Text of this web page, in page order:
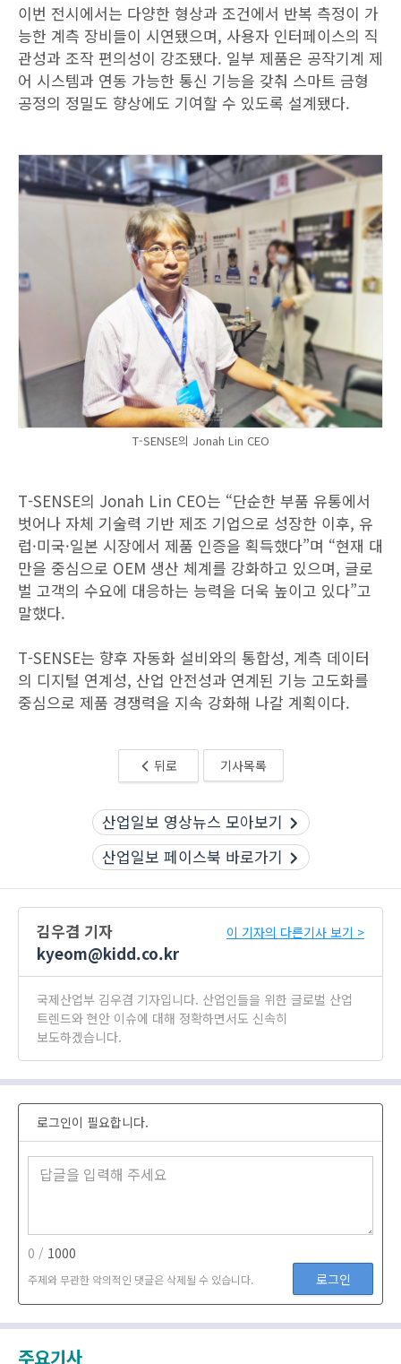
이번 전시에서는 다양한 형상과 조건에서 반복 측정이 가
능한 계측 장비들이 시연됐으며, 사용자 인터페이스의 직
관성과 조작 편의성이 강조됐다. 일부 제품은 공작기계 제
어 시스템과 연동 가능한 통신 기능을 갖춰 스마트 금형
공정의 정밀도 향상에도 기여할 수 있도록 설계됐다.
T-SENSE의 Jonah Lin CEO
T-SENSE의 Jonah Lin CEO는 “단순한 부품 유통에서
벗어나 자체 기술력 기반 제조 기업으로 성장한 이후, 유
럽·미국·일본 시장에서 제품 인증을 획득했다”며 “현재 대
만을 중심으로 OEM 생산 체계를 강화하고 있으며, 글로
벌 고객의 수요에 대응하는 능력을 더욱 높이고 있다”고
말했다.
T-SENSE는 향후 자동화 설비와의 통합성, 계측 데이터
의 디지털 연계성, 산업 안전성과 연계된 기능 고도화를
중심으로 제품 경쟁력을 지속 강화해 나갈 계획이다.
뒤로 기사목록
산업일보 영상뉴스 모아보기
산업일보 페이스북 바로가기
김우겸 기자
kyeom@kidd.co.kr
이 기자의 다른기사 보기 >
국제산업부 김우겸 기자입니다. 산업인들을 위한 글로벌 산업
트렌드와 현안 이슈에 대해 정확하면서도 신속히
보도하겠습니다.
로그인이 필요합니다.
0 / 1000
주제와 무관한 악의적인 댓글은 삭제될 수 있습니다. 로그인
주요기사